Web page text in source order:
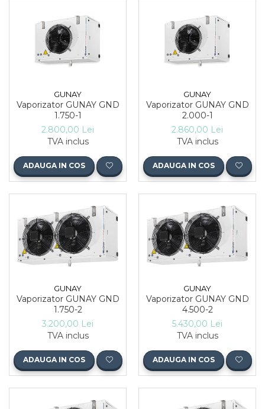
GUNAY
Vaporizator GUNAY GND
1.750-1
2.800,00 Lei
TVA inclus
ADAUGA IN COS
GUNAY
Vaporizator GUNAY GND
2.000-1
2.860,00 Lei
TVA inclus
ADAUGA IN COS
GUNAY
Vaporizator GUNAY GND
1.750-2
3.200,00 Lei
TVA inclus
ADAUGA IN COS
GUNAY
Vaporizator GUNAY GND
4.500-2
5.430,00 Lei
TVA inclus
ADAUGA IN COS